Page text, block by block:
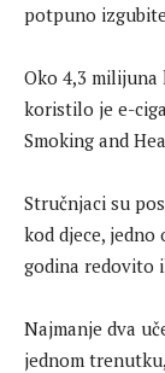
potpuno
Oko 4,3
koristilo je e-
Smoking and
Stručnjaci su
kod djece, jedno
godina redovito
Najmanje dva
jednom